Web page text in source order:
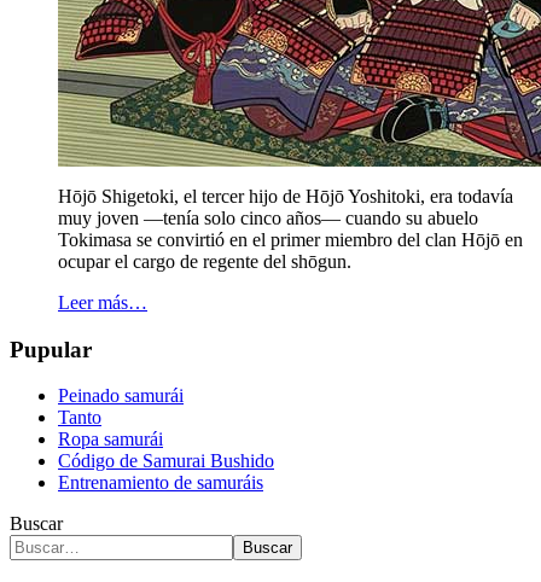
Hōjō Shigetoki, el tercer hijo de Hōjō Yoshitoki, era todavía
muy joven —tenía solo cinco años— cuando su abuelo
Tokimasa se convirtió en el primer miembro del clan Hōjō en
ocupar el cargo de regente del shōgun.
Leer más…
Pupular
Peinado samurái
Tanto
Ropa samurái
Código de Samurai Bushido
Entrenamiento de samuráis
Buscar
Buscar